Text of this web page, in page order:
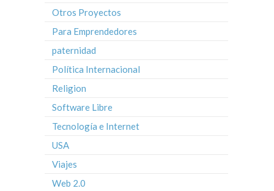
Otros Proyectos
Para Emprendedores
paternidad
Política Internacional
Religion
Software Libre
Tecnología e Internet
USA
Viajes
Web 2.0